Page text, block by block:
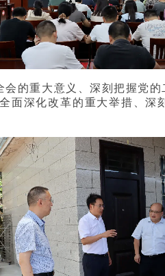
的重大意义、深刻把握党
面深化改革的重大举措、